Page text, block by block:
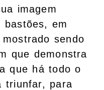
imagem
bastões, em
sendo
que demonstra
que há todo o
triunfar, para